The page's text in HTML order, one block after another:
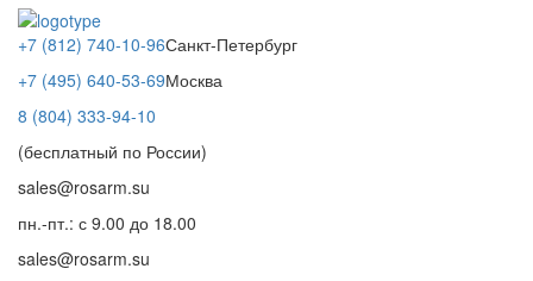
+7 (812) 740-10-96Санкт-Петербург
+7 (495) 640-53-69Москва
8 (804) 333-94-10
(бесплатный по России)
sales@rosarm.su
пн.-пт.: с 9.00 до 18.00
sales@rosarm.su